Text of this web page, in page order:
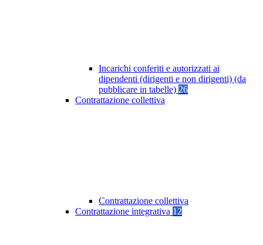
Incarichi conferiti e autorizzati ai
dipendenti (dirigenti e non dirigenti) (da
pubblicare in tabelle) 26
Contrattazione collettiva
Contrattazione collettiva
Contrattazione integrativa 12